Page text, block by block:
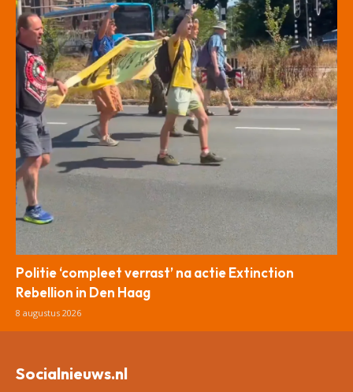
Politie ‘compleet verrast’ na actie Extinction
Rebellion in Den Haag
8 augustus 2026
Socialnieuws.nl